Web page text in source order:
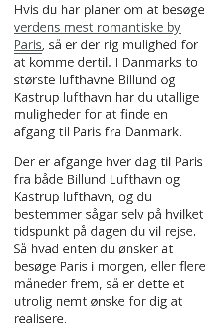
Hvis du har planer om at besøge
verdens mest romantiske by
Paris, så er der rig mulighed for
at komme dertil. I Danmarks to
største lufthavne Billund og
Kastrup lufthavn har du utallige
muligheder for at finde en
afgang til Paris fra Danmark.
Der er afgange hver dag til Paris
fra både Billund Lufthavn og
Kastrup lufthavn, og du
bestemmer sågar selv på hvilket
tidspunkt på dagen du vil rejse.
Så hvad enten du ønsker at
besøge Paris i morgen, eller flere
måneder frem, så er dette et
utrolig nemt ønske for dig at
realisere.